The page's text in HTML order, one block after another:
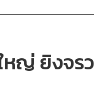
หญ่ ยิงจ